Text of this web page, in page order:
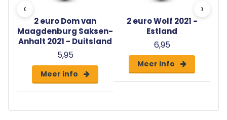
‹
2 euro Dom van
Maagdenburg Saksen-
Anhalt 2021 - Duitsland
5,95
Meer info
2 euro Wolf 2021 -
Estland
6,95
Meer info
›